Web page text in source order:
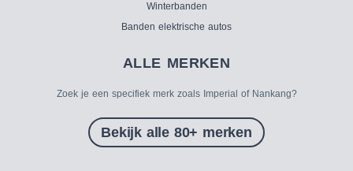
Winterbanden
Banden elektrische autos
ALLE MERKEN
Zoek je een specifiek merk zoals Imperial of Nankang?
Bekijk alle 80+ merken